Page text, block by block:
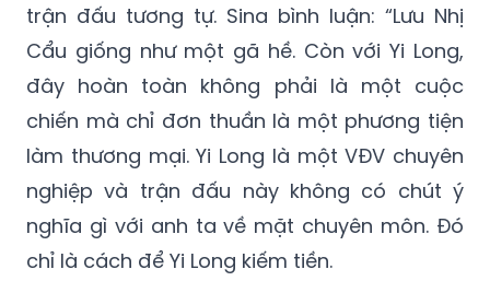
trận đấu tương tự. Sina bình luận: “Lưu Nhị
Cẩu giống như một gã hề. Còn với Yi Long,
đây hoàn toàn không phải là một cuộc
chiến mà chỉ đơn thuần là một phương tiện
làm thương mại. Yi Long là một VĐV chuyên
nghiệp và trận đấu này không có chút ý
nghĩa gì với anh ta về mặt chuyên môn. Đó
chỉ là cách để Yi Long kiếm tiền.